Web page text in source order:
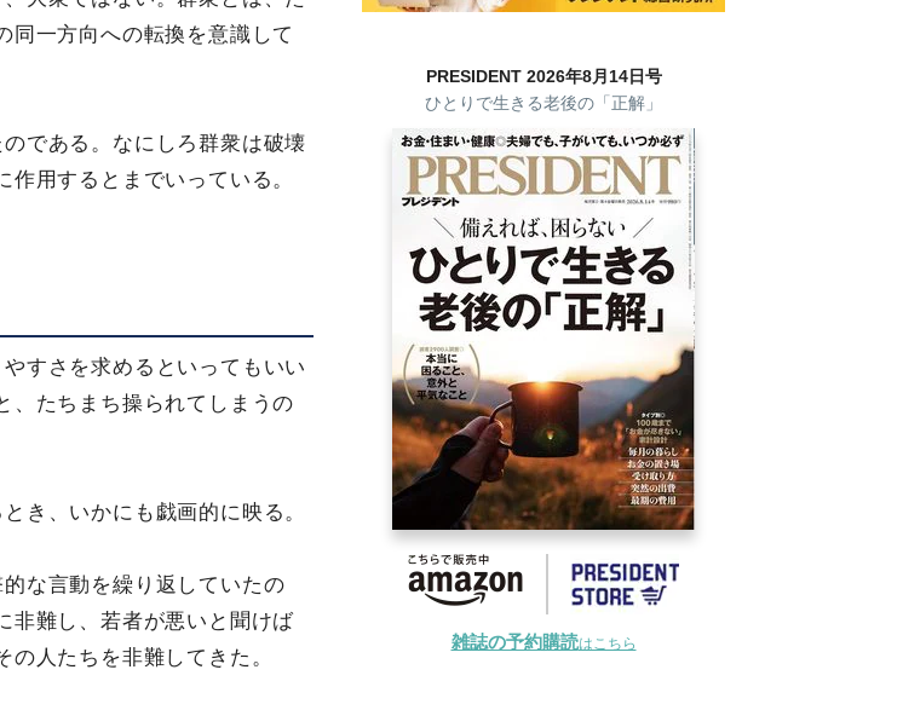
同一方向への転換を意識して
である。なにしろ群衆は破壊
用するとまでいっている。
すさを求めるといってもいい
、たちまち操られてしまうの
き、いかにも戯画的に映る。
な言動を繰り返していたの
非難し、若者が悪いと聞けば
人たちを非難してきた。
PRESIDENT 2026年8月14日号
ひとりで生きる老後の「正解」
雑誌の予約購読はこちら